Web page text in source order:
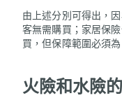
由上述分別可得出，
客無需購買；家居保
買，但保障範圍必須為
火險和水險